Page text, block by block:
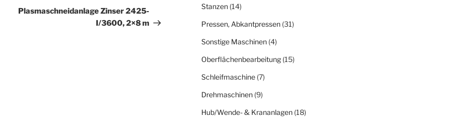
Plasmaschneidanlage Zinser 2425-
I/3600, 2×8 m
Stanzen(14)
Pressen, Abkantpressen(31)
Sonstige Maschinen(4)
Oberflächenbearbeitung(15)
Schleifmaschine(7)
Drehmaschinen(9)
Hub/Wende- & Krananlagen(18)